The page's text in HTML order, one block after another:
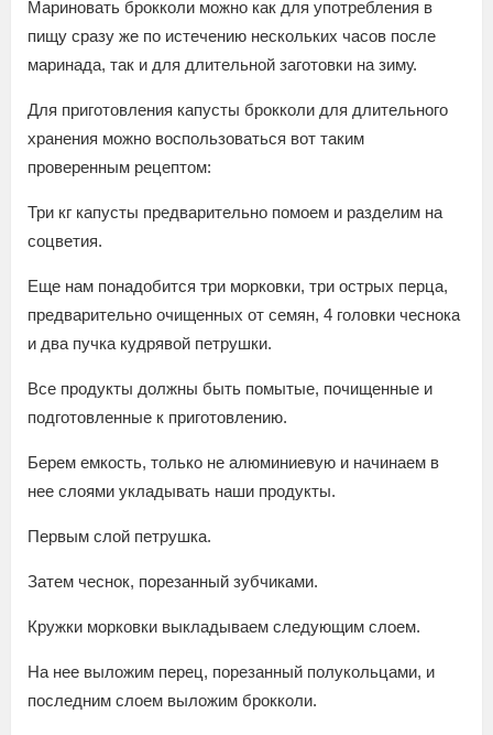
Мариновать брокколи можно как для употребления в
пищу сразу же по истечению нескольких часов после
маринада, так и для длительной заготовки на зиму.
Для приготовления капусты брокколи для длительного
хранения можно воспользоваться вот таким
проверенным рецептом:
Три кг капусты предварительно помоем и разделим на
соцветия.
Еще нам понадобится три морковки, три острых перца,
предварительно очищенных от семян, 4 головки чеснока
и два пучка кудрявой петрушки.
Все продукты должны быть помытые, почищенные и
подготовленные к приготовлению.
Берем емкость, только не алюминиевую и начинаем в
нее слоями укладывать наши продукты.
Первым слой петрушка.
Затем чеснок, порезанный зубчиками.
Кружки морковки выкладываем следующим слоем.
На нее выложим перец, порезанный полукольцами, и
последним слоем выложим брокколи.